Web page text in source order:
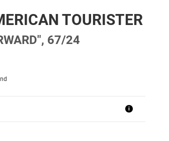
TOURISTER
67/24
i